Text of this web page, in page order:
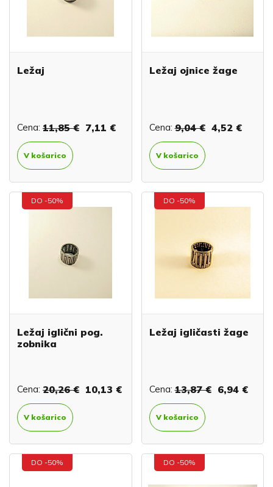
Ležaj
Cena: 11,85 € 7,11 €
V košarico
Ležaj ojnice žage
Cena: 9,04 € 4,52 €
V košarico
DO -50%
Ležaj iglični pog.
zobnika
Cena: 20,26 € 10,13 €
V košarico
DO -50%
Ležaj igličasti žage
Cena: 13,87 € 6,94 €
V košarico
DO -50% DO -50%